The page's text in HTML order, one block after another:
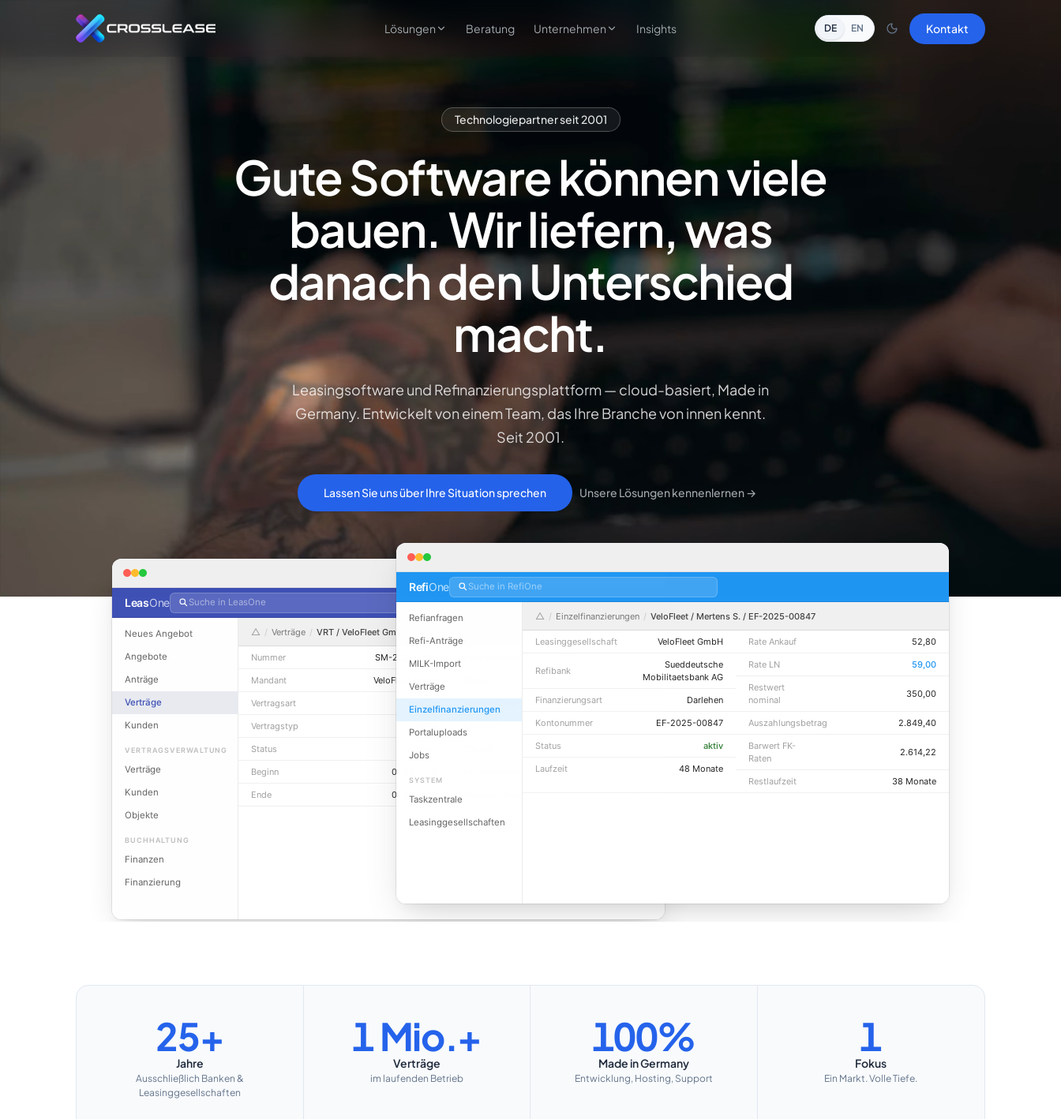
Lösungen
RefiOne — Für Banken
Portfolio-Transparenz
Beratung Unternehmen
Trust Center
Karriere
Offene Stellen & Arbeiten bei CrossLease
Insights DE EN Kontakt
Technologiepartner seit 2001
Gute Software können viele
bauen. Wir liefern, was
danach den Unterschied
macht.
Leasingsoftware und Refinanzierungsplattform — cloud-basiert, Made in
Germany. Entwickelt von einem Team, das Ihre Branche von innen kennt.
Seit 2001.
Lassen Sie uns über Ihre Situation sprechen Unsere Lösungen kennenlernen →
LeasOne Suche in LeasOne
Neues Angebot
Angebote
Anträge
Verträge
Kunden
VERTRAGSVERWALTUNG
Verträge
Kunden
Objekte
BUCHHALTUNG
Finanzen
Finanzierung
△ / Verträge / VRT / VeloFleet GmbH / SM-2025-0391 Angebot Antrag Vertrag
Nummer SM-2025-0391
Mandant VeloFleet GmbH
Vertragsart Leasing
Vertragstyp LV-TA
Status Voraktiv
Beginn 01.04.2025
Ende 01.03.2029
2.849,40 EUR
Anschaffungskosten 3.199,00 EUR
Stadler Bike München
Differenzbesteuerung
RefiOne Suche in RefiOne
Refianfragen
Refi-Anträge
MILK-Import
Verträge
Einzelfinanzierungen
Portaluploads
Jobs
SYSTEM
Taskzentrale
Leasinggesellschaften
△ / Einzelfinanzierungen / VeloFleet / Mertens S. / EF-2025-00847
Leasinggesellschaft VeloFleet GmbH
Refibank
Sueddeutsche
Mobilitaetsbank AG
Finanzierungsart Darlehen
Kontonummer EF-2025-00847
Status aktiv
Laufzeit 48 Monate
Rate Ankauf 52,80
Rate LN 59,00
Restwert
nominal
350,00
Auszahlungsbetrag 2.849,40
Barwert FK-
Raten
2.614,22
Restlaufzeit 38 Monate
25+
Jahre
Ausschließlich Banken &
Leasinggesellschaften
1 Mio.+
Verträge
im laufenden Betrieb
100%
Made in Germany
Entwicklung, Hosting, Support
1
Fokus
Ein Markt. Volle Tiefe.